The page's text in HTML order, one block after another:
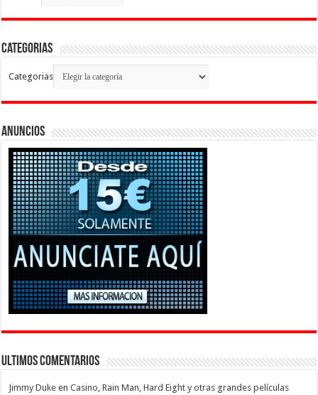
Categorias
Categorias
Anuncios
Ultimos Comentarios
Jimmy Duke enCasino, Rain Man, Hard Eight y otras grandes películas